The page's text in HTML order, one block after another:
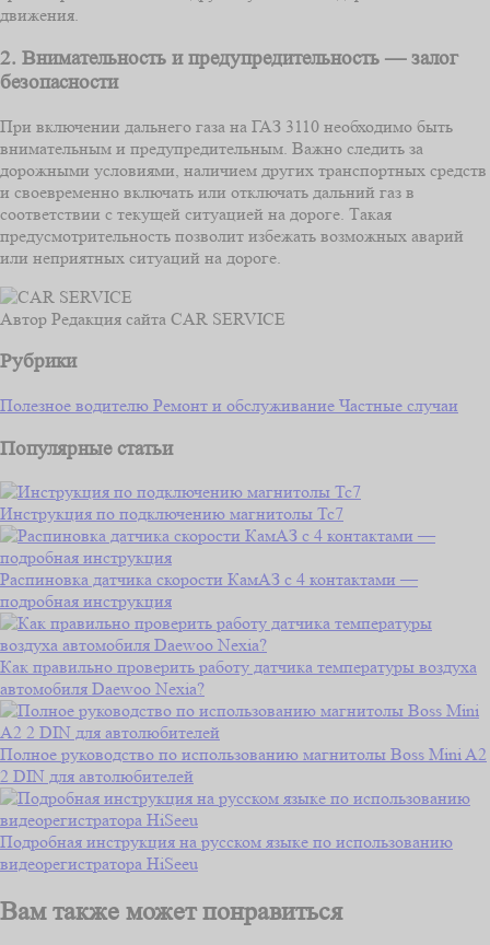
движения.
2. Внимательность и предупредительность — залог
безопасности
При включении дальнего газа на ГАЗ 3110 необходимо быть
внимательным и предупредительным. Важно следить за
дорожными условиями, наличием других транспортных средств
и своевременно включать или отключать дальний газ в
соответствии с текущей ситуацией на дороге. Такая
предусмотрительность позволит избежать возможных аварий
или неприятных ситуаций на дороге.
Автор Редакция сайта CAR SERVICE
Рубрики
Полезное водителю Ремонт и обслуживание Частные случаи
Популярные статьи
Инструкция по подключению магнитолы Тс7
Распиновка датчика скорости КамАЗ с 4 контактами —
подробная инструкция
Как правильно проверить работу датчика температуры воздуха
автомобиля Daewoo Nexia?
Полное руководство по использованию магнитолы Boss Mini A2
2 DIN для автолюбителей
Подробная инструкция на русском языке по использованию
видеорегистратора HiSeeu
Вам также может понравиться